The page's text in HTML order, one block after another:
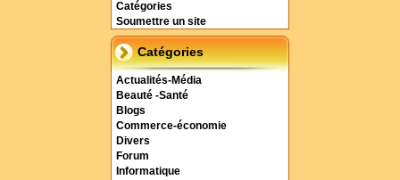
Catégories
Soumettre un site
Catégories
Actualités-Média
Beauté -Santé
Blogs
Commerce-économie
Divers
Forum
Informatique